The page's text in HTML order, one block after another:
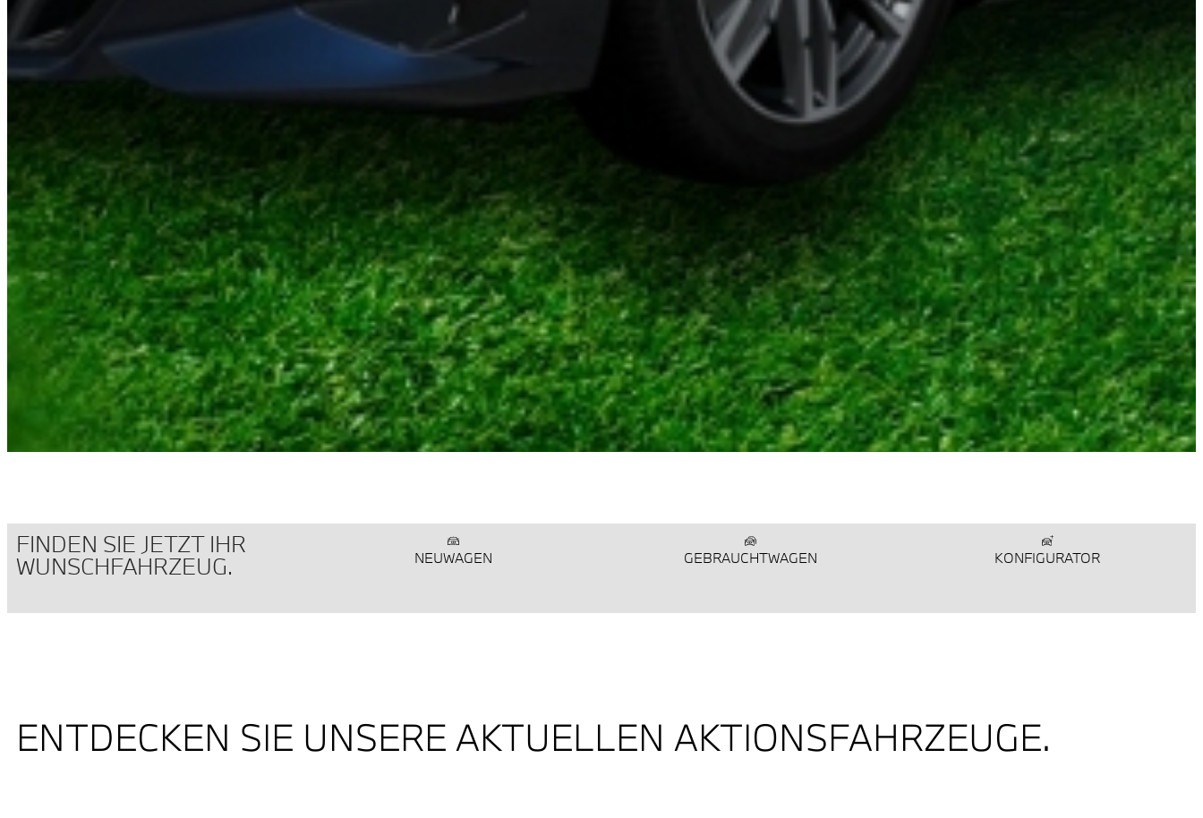
FINDEN SIE JETZT IHR
WUNSCHFAHRZEUG. NEUWAGEN GEBRAUCHTWAGEN KONFIGURATOR
ENTDECKEN SIE UNSERE AKTUELLEN AKTIONSFAHRZEUGE.